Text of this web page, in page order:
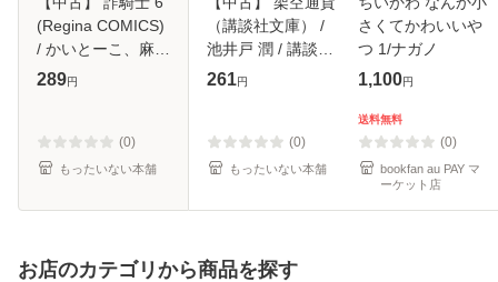
(Regina COMICS)
/ かいとーこ、麻菜
摘 / アルファポリ
289円
(0)
もったいない本舗
（講談社文庫） /
池井戸 潤 / 講談社
[文庫]【メール便送
261円
(0)
もったいない本舗
さくてかわいいや
つ 1/ナガノ
1,100円
送料無料
(0)
bookfan au PAY マ
ーケット店
お店のカテゴリから商品を探す